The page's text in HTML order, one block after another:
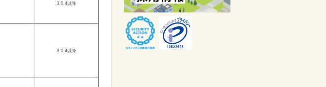
3.0.4以降
3.0.4以降